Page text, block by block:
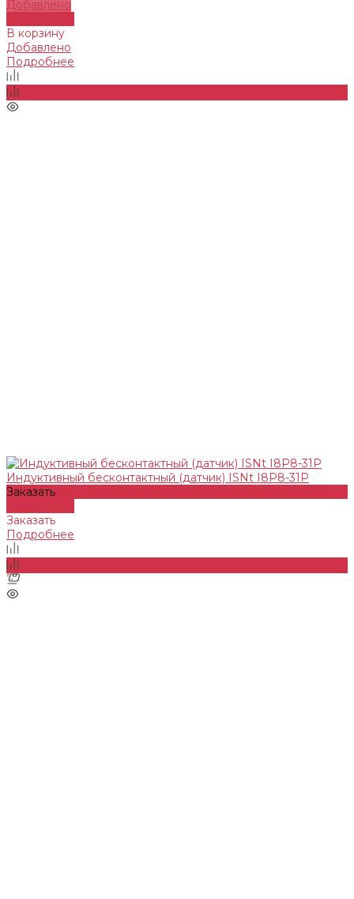
Добавлено
В корзину
Добавлено
Подробнее
Индуктивный бесконтактный (датчик) ISNt I8P8-31P
Заказать
Заказать
Подробнее